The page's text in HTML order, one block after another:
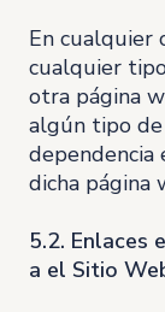
En cualquier
cualquier
otra página
algún tipo de
dependencia
dicha página
5.2. Enlaces
a el Sitio